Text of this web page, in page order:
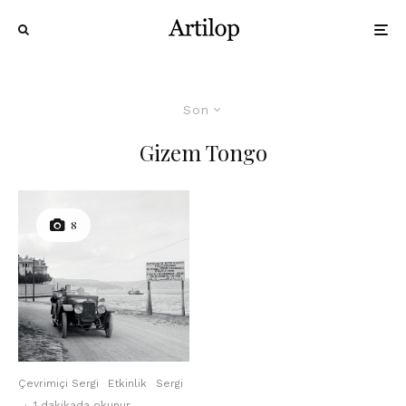
Son
Gizem Tongo
8
Çevrimiçi Sergi Etkinlik
Sergi